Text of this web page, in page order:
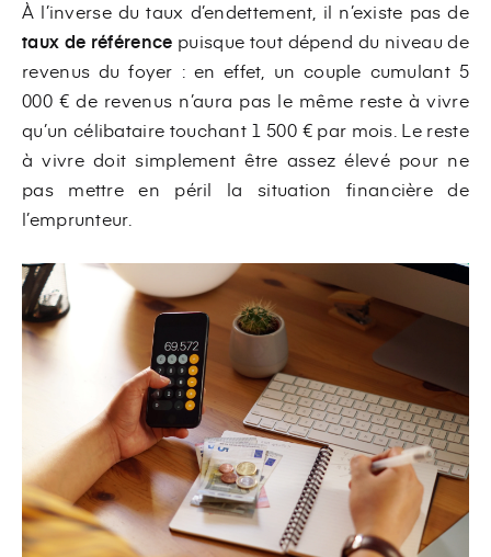
À l’inverse du taux d’endettement, il n’existe pas de
taux de référence puisque tout dépend du niveau de
revenus du foyer : en effet, un couple cumulant 5
000 € de revenus n’aura pas le même reste à vivre
qu’un célibataire touchant 1 500 € par mois. Le reste
à vivre doit simplement être assez élevé pour ne
pas mettre en péril la situation financière de
l’emprunteur.